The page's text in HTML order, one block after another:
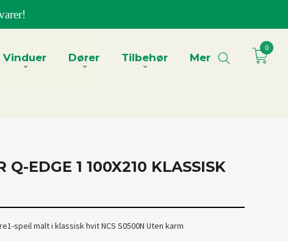
Vinduer Dører Tilbehør Mer
0
Q-EDGE 1 100X210 KLASSISK
speil malt i klassisk hvit NCS S0500N Uten karm